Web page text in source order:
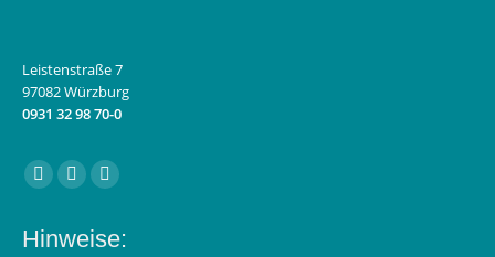
Leistenstraße 7
97082 Würzburg
0931 32 98 70-0
Finden Sie uns auf:
Facebook
opens
Instagram
opens
E-
page
Hinweise: